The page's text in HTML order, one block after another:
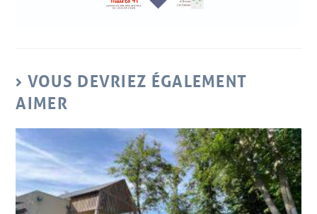
VOUS DEVRIEZ ÉGALEMENT
AIMER